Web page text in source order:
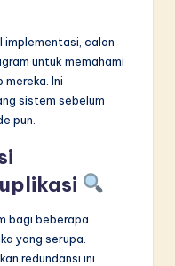
implementasi, calon
untuk memahami
Ini
sistem sebelum
pun.
bagi beberapa
yang serupa.
redundansi ini